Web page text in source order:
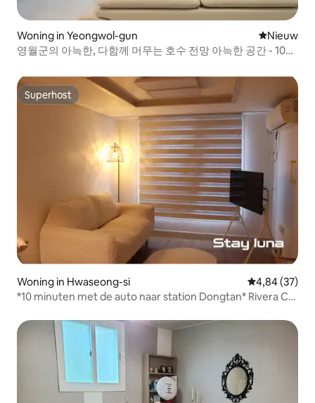
Woning in Yeongwol-gun Nieuwe
Nieuw
영월군의 아늑한, 다함께 머무는 호수 전망 아늑한 공간 - 106
Superhost
Superhost
Woning in Hwaseong-si Gemiddelde
4,84 (37)
*10 minuten met de auto naar station Dongtan* Rivera CC
Zakenreis/familie- of vriendenreis